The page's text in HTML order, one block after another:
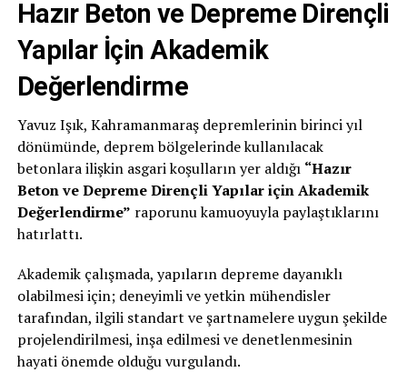
Hazır Beton ve Depreme Dirençli
Yapılar İçin Akademik
Değerlendirme
Yavuz Işık, Kahramanmaraş depremlerinin birinci yıl
dönümünde, deprem bölgelerinde kullanılacak
betonlara ilişkin asgari koşulların yer aldığı “Hazır
Beton ve Depreme Dirençli Yapılar için Akademik
Değerlendirme” raporunu kamuoyuyla paylaştıklarını
hatırlattı.
Akademik çalışmada, yapıların depreme dayanıklı
olabilmesi için; deneyimli ve yetkin mühendisler
tarafından, ilgili standart ve şartnamelere uygun şekilde
projelendirilmesi, inşa edilmesi ve denetlenmesinin
hayati önemde olduğu vurgulandı.